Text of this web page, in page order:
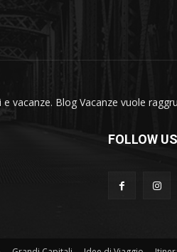
vacanze. Blog Vacanze vuole
FOLLOW US